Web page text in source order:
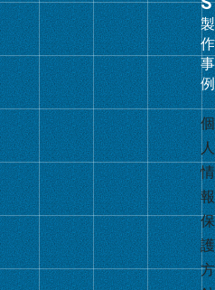
製
作
事
例
リ
ン
ク
個
人
情
報
保
護
方